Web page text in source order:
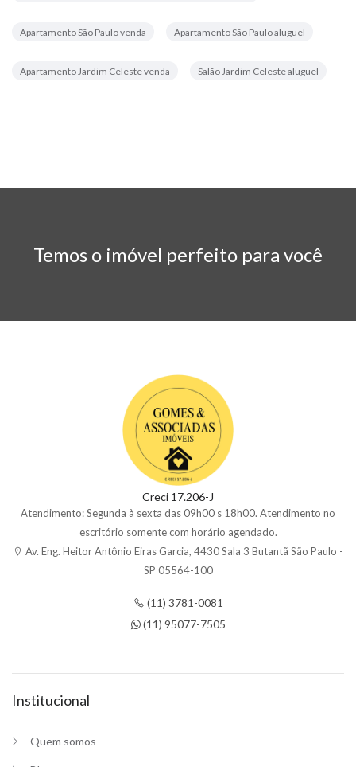
Apartamento São Paulo venda Apartamento São Paulo aluguel
Apartamento Jardim Celeste venda Salão Jardim Celeste aluguel
Temos o imóvel perfeito para você
Creci 17.206-J
Atendimento: Segunda à sexta das 09h00 s 18h00. Atendimento no
escritório somente com horário agendado.
Av. Eng. Heitor Antônio Eiras Garcia, 4430 Sala 3 Butantã São Paulo -
SP 05564-100
(11) 3781-0081
(11) 95077-7505
Institucional
Quem somos